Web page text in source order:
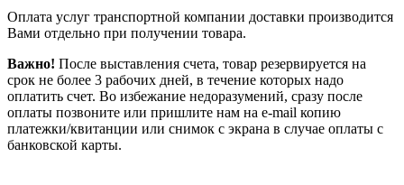
Оплата услуг транспортной компании доставки производится
Вами отдельно при получении товара.
Важно! После выставления счета, товар резервируется на
срок не более 3 рабочих дней, в течение которых надо
оплатить счет. Во избежание недоразумений, сразу после
оплаты позвоните или пришлите нам на e-mail копию
платежки/квитанции или снимок с экрана в случае оплаты с
банковской карты.